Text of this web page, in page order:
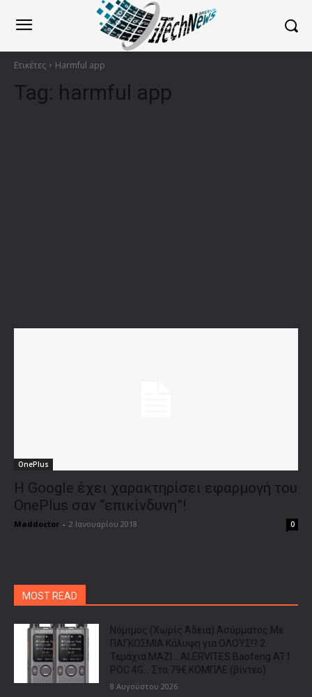
Ετικέτες Harmful app
Tag: harmful app
OnePlus
Η Google έχει χαρακτηρίσει εφαρμογή του
OnePlus σαν “επικίνδυνη”!
Maddoctor - 2 Ιανουαρίου 2018 0
MOST READ
Νόμιμος (Χωρίς Άδεια) Ασύρματος Με
ΠΑΓΚΟΣΜΙΑ Κάλυψη για ΟΛΟΥΣ!? 2
Τεμάχια ΜΑΖΙ… ALERVITES Baofeng AT1
POC 4G… Στα 79€ ΚΟΜΠΛΕ (βίντεο)
8 Αυγούστου 2026